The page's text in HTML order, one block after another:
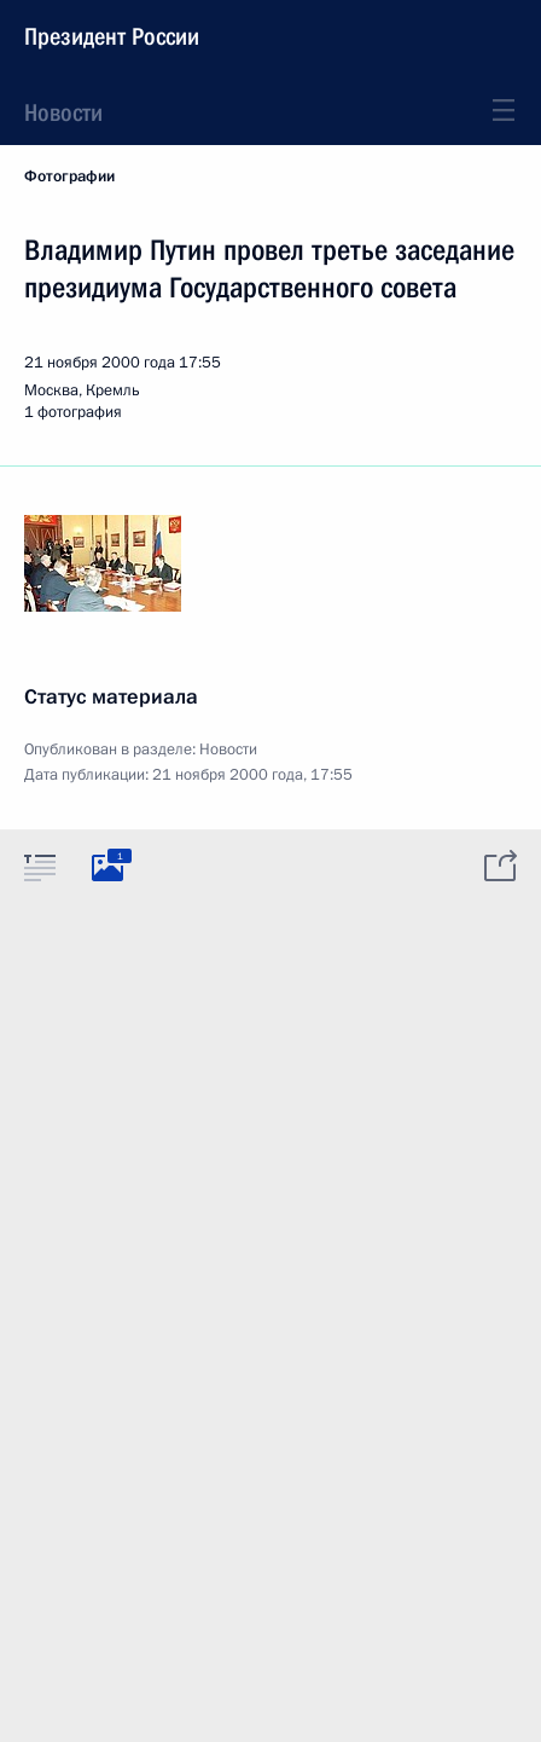
Президент России
Новости
Фотографии
Владимир Путин провел третье заседание
президиума Государственного совета
21 ноября 2000 года 17:55
Москва, Кремль
1 фотография
Статус материала
Опубликован в разделе: Новости
Дата публикации:21 ноября 2000 года, 17:55
1